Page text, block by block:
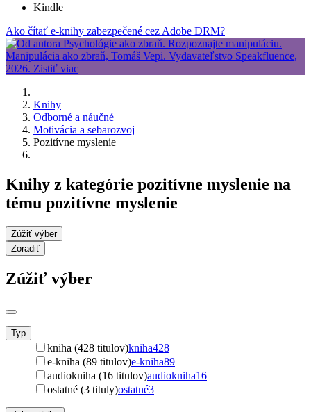
Kindle
Ako čítať e-knihy zabezpečené cez Adobe DRM?
Knihy
Odborné a náučné
Motivácia a sebarozvoj
Pozitívne myslenie
Knihy z kategórie pozitívne myslenie na
tému pozitívne myslenie
Zúžiť výber
Zoradiť
Zúžiť výber
Typ
kniha (428 titulov)kniha428
e-kniha (89 titulov)e-kniha89
audiokniha (16 titulov)audiokniha16
ostatné (3 tituly)ostatné3